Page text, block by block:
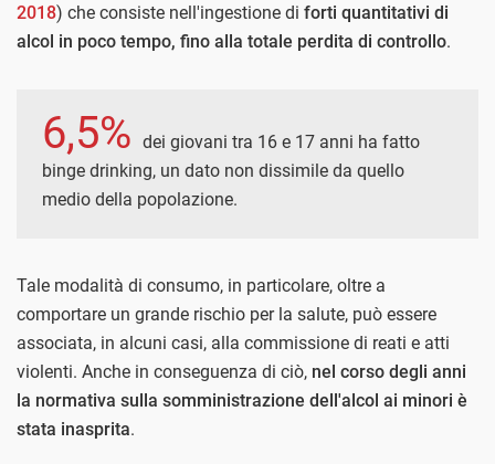
2018) che consiste nell'ingestione di forti quantitativi di
alcol in poco tempo, fino alla totale perdita di controllo.
6,5% dei giovani tra 16 e 17 anni ha fatto
binge drinking, un dato non dissimile da quello
medio della popolazione.
Tale modalità di consumo, in particolare, oltre a
comportare un grande rischio per la salute, può essere
associata, in alcuni casi, alla commissione di reati e atti
violenti. Anche in conseguenza di ciò, nel corso degli anni
la normativa sulla somministrazione dell'alcol ai minori è
stata inasprita.